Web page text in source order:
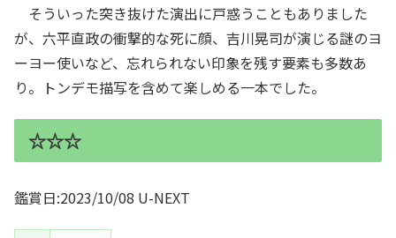
そういった突き抜けた演出に戸惑うこともありました
が、六平直政の衝撃的な死に顔、吉川晃司が演じる謎のヨ
ーヨー使いなど、忘れられない印象を残す要素も多数あ
り。トンデモ描写を含めて楽しめる一本でした。
☆☆☆
鑑賞日:2023/10/08 U-NEXT